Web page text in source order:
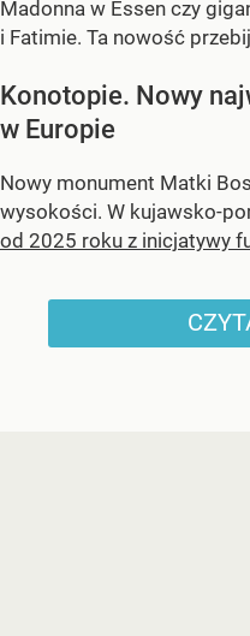
Madonna w Essen czy
i Fatimie. Ta nowość
Konotopie. Nowy
w Europie
Nowy monument Matki
wysokości. W kujawsko-
od 2025 roku z inicjatywy